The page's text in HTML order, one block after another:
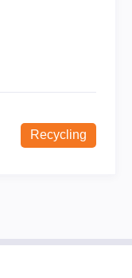
Recycling